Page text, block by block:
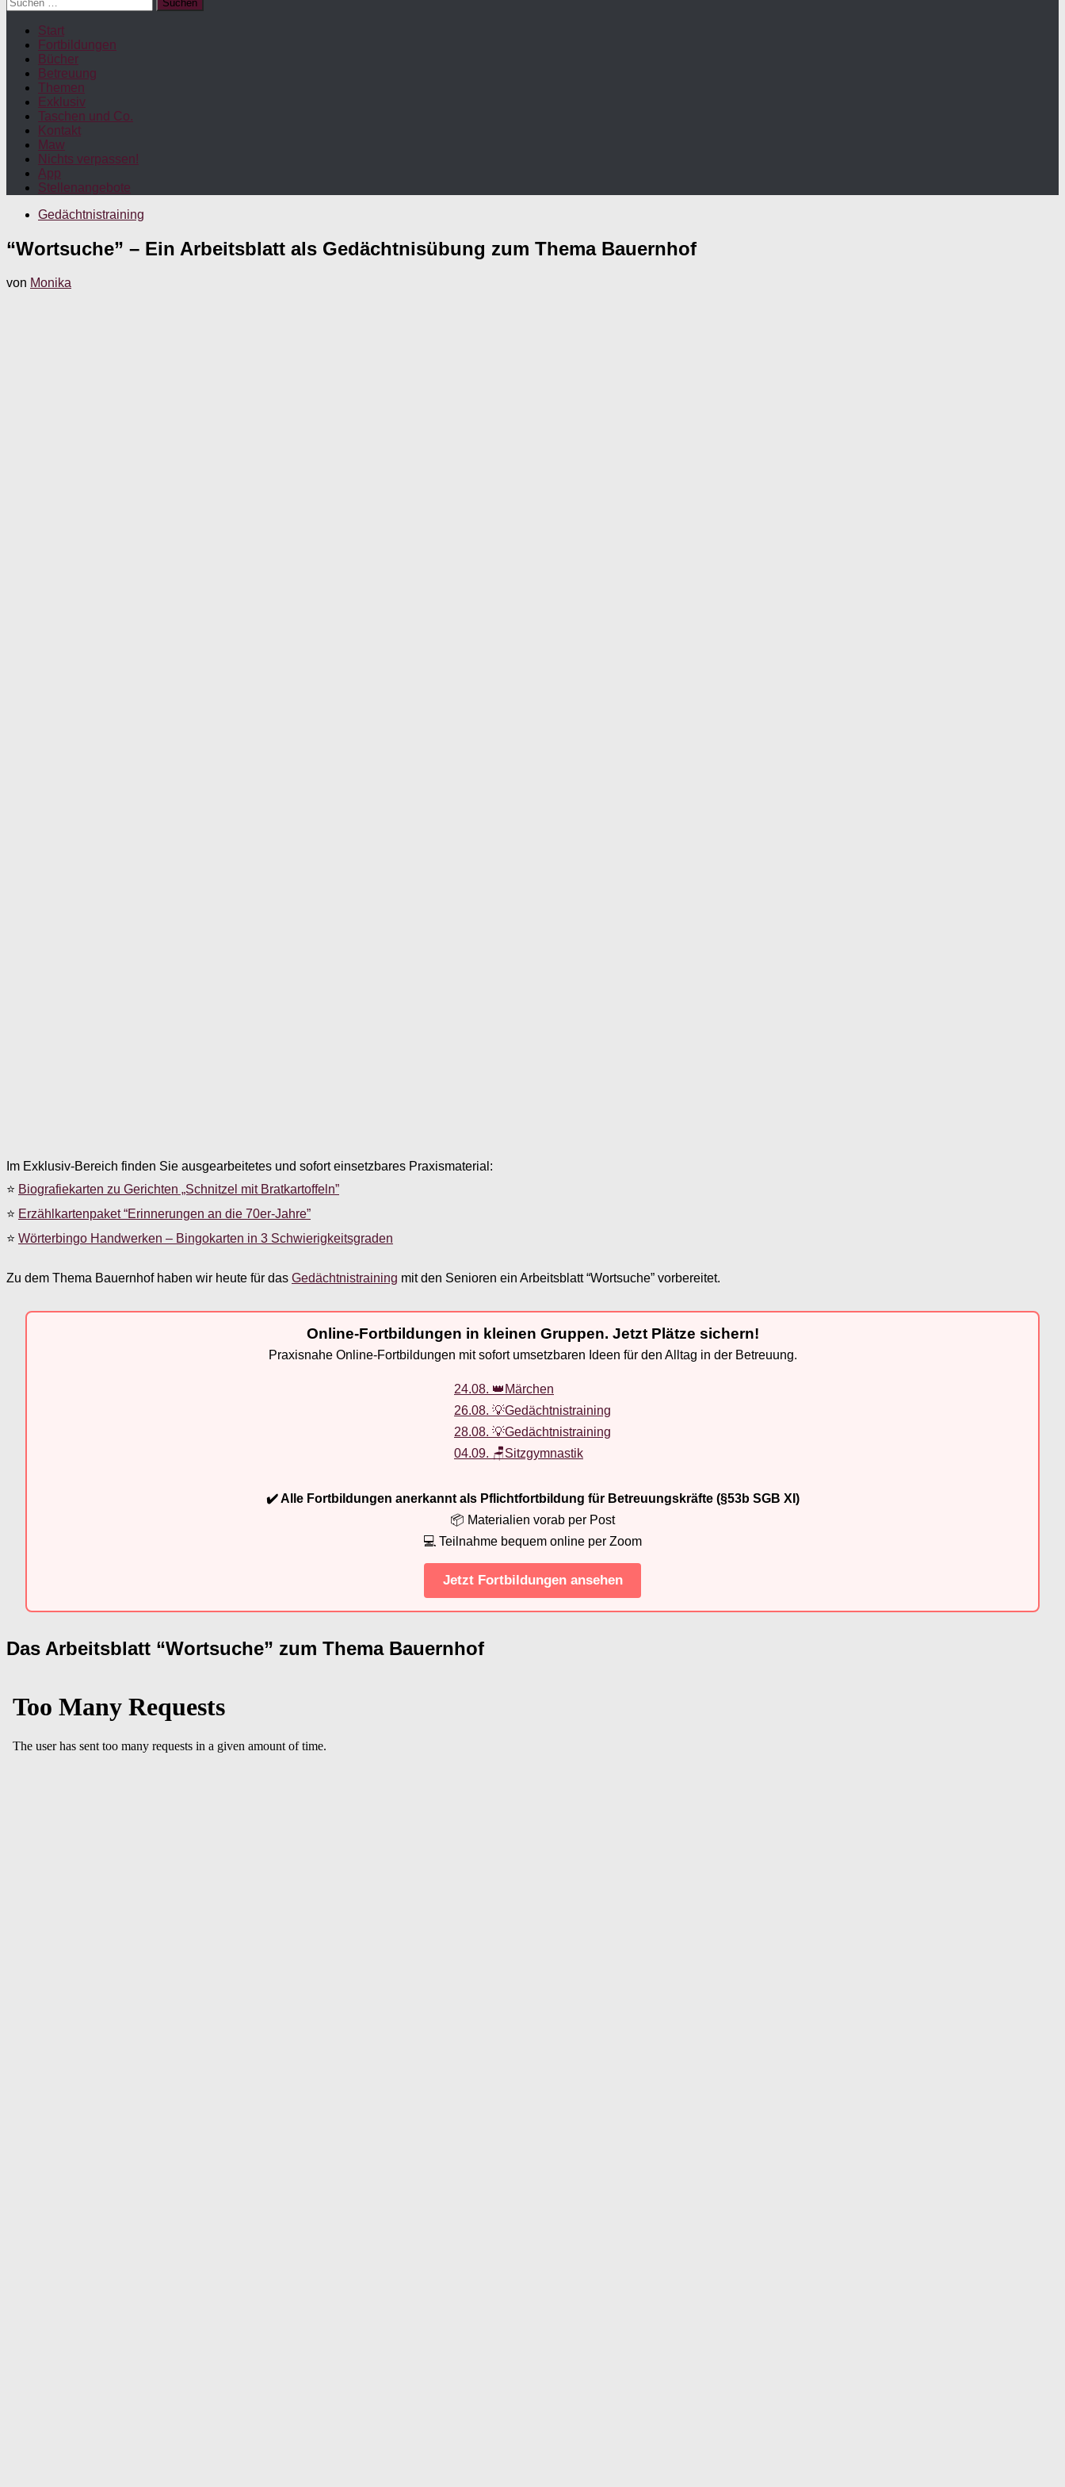
nach:
Start
Fortbildungen
Bücher
Betreuung
Themen
Exklusiv
Taschen und Co.
Kontakt
Maw
Nichts verpassen!
App
Stellenangebote
Gedächtnistraining
“Wortsuche” – Ein Arbeitsblatt als Gedächtnisübung zum Thema Bauernhof
von Monika
Im Exklusiv-Bereich finden Sie ausgearbeitetes und sofort einsetzbares Praxismaterial:
⭐ Biografiekarten zu Gerichten „Schnitzel mit Bratkartoffeln”
⭐ Erzählkartenpaket “Erinnerungen an die 70er-Jahre”
⭐ Wörterbingo Handwerken – Bingokarten in 3 Schwierigkeitsgraden
Zu dem Thema Bauernhof haben wir heute für das Gedächtnistraining mit den Senioren ein Arbeitsblatt “Wortsuche” vorbereitet.
Online-Fortbildungen in kleinen Gruppen. Jetzt Plätze sichern!
Praxisnahe Online-Fortbildungen mit sofort umsetzbaren Ideen für den Alltag in der Betreuung.
24.08. 👑Märchen
26.08. 💡Gedächtnistraining
28.08. 💡Gedächtnistraining
04.09. 🪑Sitzgymnastik
✔️ Alle Fortbildungen anerkannt als Pflichtfortbildung für Betreuungskräfte (§53b SGB XI)
📦 Materialien vorab per Post
💻 Teilnahme bequem online per Zoom
Jetzt Fortbildungen ansehen
Das Arbeitsblatt “Wortsuche” zum Thema Bauernhof